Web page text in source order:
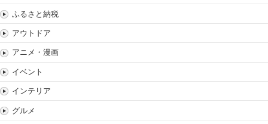
ふるさと納税
アウトドア
アニメ・漫画
イベント
インテリア
グルメ